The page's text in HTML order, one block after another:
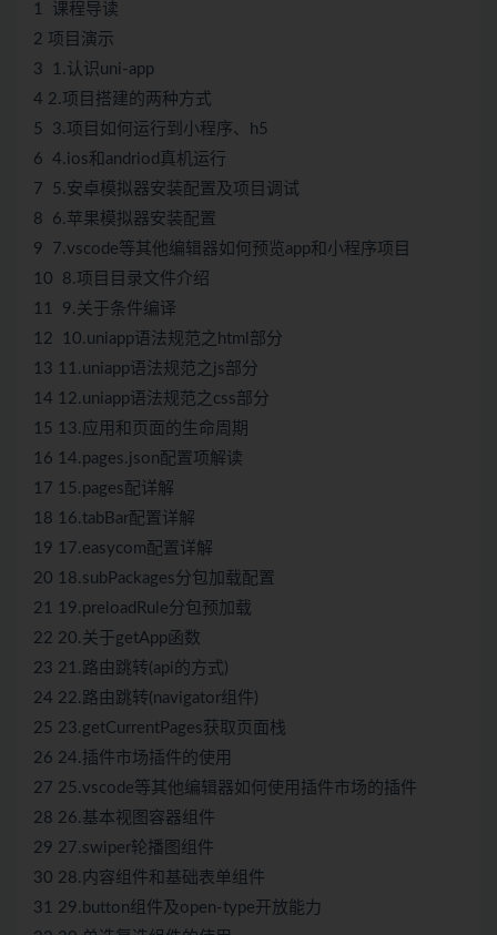
1 课程导读
2 项目演示
3 1.认识uni-app
4 2.项目搭建的两种方式
5 3.项目如何运行到小程序、h5
6 4.ios和andriod真机运行
7 5.安卓模拟器安装配置及项目调试
8 6.苹果模拟器安装配置
9 7.vscode等其他编辑器如何预览app和小程序项目
10 8.项目目录文件介绍
11 9.关于条件编译
12 10.uniapp语法规范之html部分
13 11.uniapp语法规范之js部分
14 12.uniapp语法规范之css部分
15 13.应用和页面的生命周期
16 14.pages.json配置项解读
17 15.pages配详解
18 16.tabBar配置详解
19 17.easycom配置详解
20 18.subPackages分包加载配置
21 19.preloadRule分包预加载
22 20.关于getApp函数
23 21.路由跳转(api的方式)
24 22.路由跳转(navigator组件)
25 23.getCurrentPages获取页面栈
26 24.插件市场插件的使用
27 25.vscode等其他编辑器如何使用插件市场的插件
28 26.基本视图容器组件
29 27.swiper轮播图组件
30 28.内容组件和基础表单组件
31 29.button组件及open-type开放能力